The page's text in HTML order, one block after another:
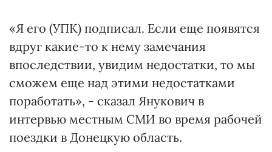
«Я его (УПК) подписал. Если еще появятся
вдруг какие-то к нему замечания
впоследствии, увидим недостатки, то мы
сможем еще над этими недостатками
поработать», - сказал Янукович в
интервью местным СМИ во время рабочей
поездки в Донецкую область.